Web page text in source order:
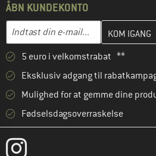
ÅBN KUNDEKONTO
E-mail-adresse
Indtast din e-mailadresse her, og
5 euro i velkomstrabat **
Eksklusiv adgang til
Mulighed for at gemme dine
Fødselsdagsoverraskelse